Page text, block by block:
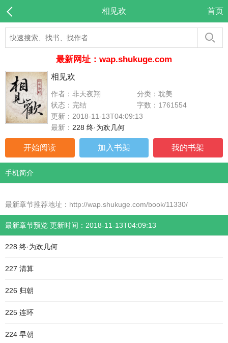
相见欢 首页
最新网址：wap.shukuge.com
相见欢
作者：非天夜翔
分类：耽美
状态：完结
字数：1761554
更新：2018-11-13T04:09:13
最新： 228 终·为欢几何
开始阅读 加入书架 我的书架
手机简介
最新章节推荐地址：http://wap.shukuge.com/book/11330/
最新章节预览 更新时间：2018-11-13T04:09:13
228 终·为欢几何
227 清算
226 归朝
225 连环
224 早朝